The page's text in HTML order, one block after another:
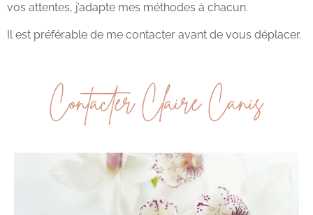
vos attentes, j’adapte mes méthodes à chacun.
Il est préférable de me contacter avant de vous déplacer.
Contacter Claire Canis